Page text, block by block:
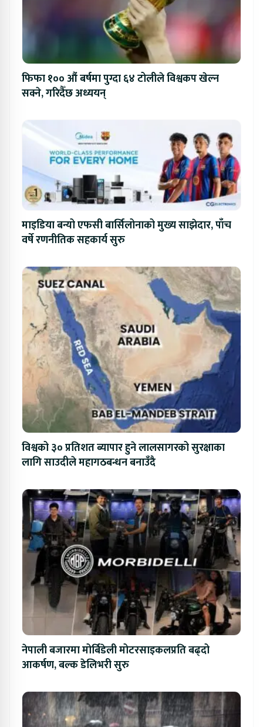
फिफा १०० औं बर्षमा पुग्दा ६४ टोलीले विश्वकप खेल्न
सक्ने, गरिदैँछ अध्ययन्
माइडिया बन्यो एफसी बार्सिलोनाको मुख्य साझेदार, पाँच
वर्षे रणनीतिक सहकार्य सुरु
विश्वको ३० प्रतिशत ब्यापार हुने लालसागरको सुरक्षाका
लागि साउदीले महागठबन्धन बनाउँदै
नेपाली बजारमा मोर्बिडेली मोटरसाइकलप्रति बढ्दो
आकर्षण, बल्क डेलिभरी सुरु